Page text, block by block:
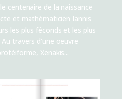
centenaire de la naissance
et mathématicien Iannis
les plus féconds et les plus
travers d’une oeuvre
Xenakis...